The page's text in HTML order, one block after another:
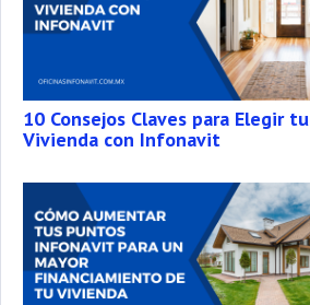
10 Consejos Claves para Elegir tu
Vivienda con Infonavit